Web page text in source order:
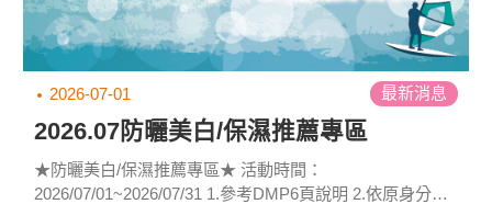
2026-07-01 最新消息
2026.07防曬美白/保濕推薦專區
★防曬美白/保濕推薦專區★ 活動時間：
2026/07/01~2026/07/31 1.參考DMP6頁說明 2.依原身分別